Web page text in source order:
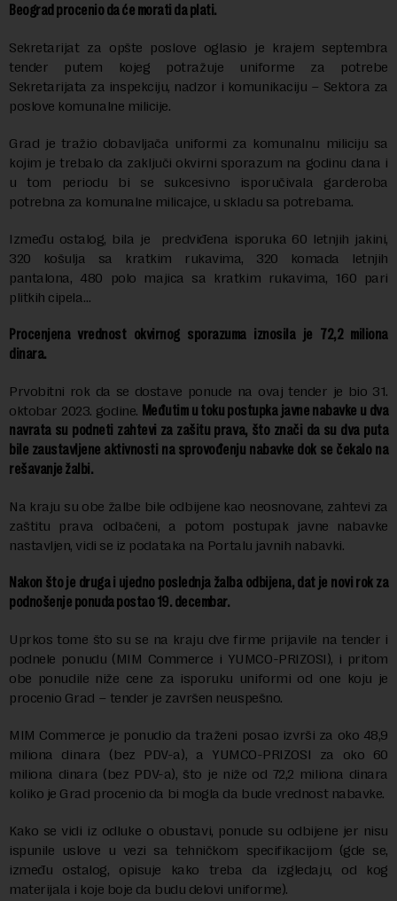
Beograd procenio da će morati da plati.
Sekretarijat za opšte poslove oglasio je krajem septembra
tender putem kojeg potražuje uniforme za potrebe
Sekretarijata za inspekciju, nadzor i komunikaciju – Sektora za
poslove komunalne milicije.
Grad je tražio dobavljača uniformi za komunalnu miliciju sa
kojim je trebalo da zaključi okvirni sporazum na godinu dana i
u tom periodu bi se sukcesivno isporučivala garderoba
potrebna za komunalne milicajce, u skladu sa potrebama.
Između ostalog, bila je predviđena isporuka 60 letnjih jakini,
320 košulja sa kratkim rukavima, 320 komada letnjih
pantalona, 480 polo majica sa kratkim rukavima, 160 pari
plitkih cipela…
Procenjena vrednost okvirnog sporazuma iznosila je 72,2 miliona
dinara.
Prvobitni rok da se dostave ponude na ovaj tender je bio 31.
oktobar 2023. godine. Međutim u toku postupka javne nabavke u dva
navrata su podneti zahtevi za zašitu prava, što znači da su dva puta
bile zaustavljene aktivnosti na sprovođenju nabavke dok se čekalo na
rešavanje žalbi.
Na kraju su obe žalbe bile odbijene kao neosnovane, zahtevi za
zaštitu prava odbačeni, a potom postupak javne nabavke
nastavljen, vidi se iz podataka na Portalu javnih nabavki.
Nakon što je druga i ujedno poslednja žalba odbijena, dat je novi rok za
podnošenje ponuda postao 19. decembar.
Uprkos tome što su se na kraju dve firme prijavile na tender i
podnele ponudu (MIM Commerce i YUMCO-PRIZOSI), i pritom
obe ponudile niže cene za isporuku uniformi od one koju je
procenio Grad – tender je završen neuspešno.
MIM Commerce je ponudio da traženi posao izvrši za oko 48,9
miliona dinara (bez PDV-a), a YUMCO-PRIZOSI za oko 60
miliona dinara (bez PDV-a), što je niže od 72,2 miliona dinara
koliko je Grad procenio da bi mogla da bude vrednost nabavke.
Kako se vidi iz odluke o obustavi, ponude su odbijene jer nisu
ispunile uslove u vezi sa tehničkom specifikacijom (gde se,
između ostalog, opisuje kako treba da izgledaju, od kog
materijala i koje boje da budu delovi uniforme).